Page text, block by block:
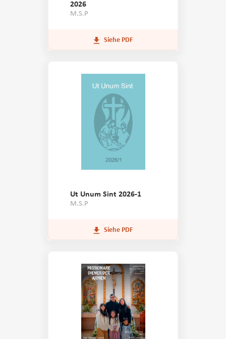
2026
M.S.P
Siehe PDF
Ut Unum Sint 2026-1
M.S.P
Siehe PDF